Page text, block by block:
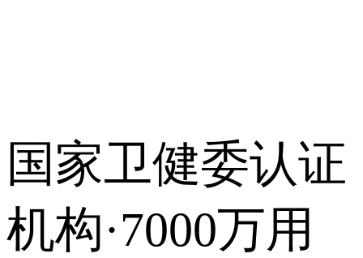
国家卫健委认证
机构·7000万用